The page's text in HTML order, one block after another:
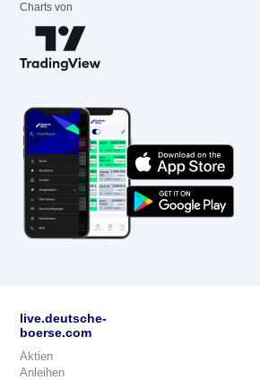
Charts von
live.deutsche-
boerse.com
Aktien
Anleihen